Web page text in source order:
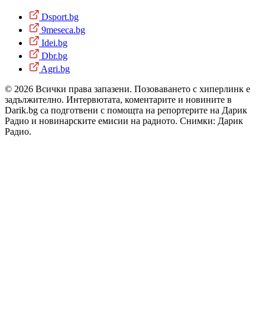
Dsport.bg
9meseca.bg
Idei.bg
Dbr.bg
Agri.bg
© 2026 Всички права запазени. Позоваването с хиперлинк е
задължително. Интервютата, коментарите и новините в
Darik.bg са подготвени с помощта на репортерите на Дарик
Радио и новинарските емисии на радиото. Снимки: Дарик
Радио.